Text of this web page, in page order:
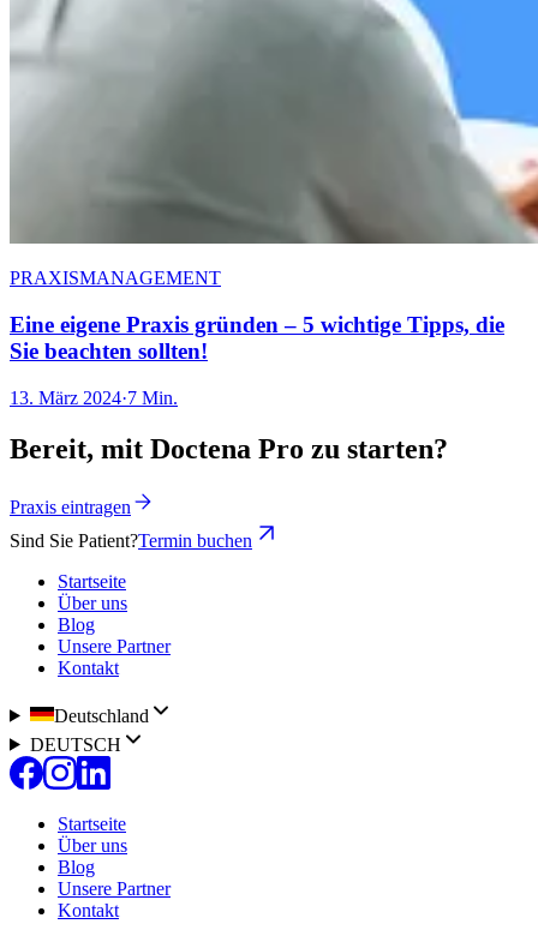
PRAXISMANAGEMENT
Eine eigene Praxis gründen – 5 wichtige Tipps, die
Sie beachten sollten!
13. März 2024·7 Min.
Bereit, mit Doctena Pro zu starten?
Praxis eintragen
Sind Sie Patient?Termin buchen
Startseite
Über uns
Blog
Unsere Partner
Kontakt
Deutschland
DEUTSCH
Startseite
Über uns
Blog
Unsere Partner
Kontakt